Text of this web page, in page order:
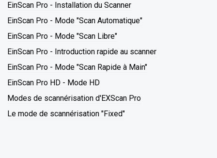
EinScan Pro - Installation du Scanner
EinScan Pro - Mode "Scan Automatique"
EinScan Pro - Mode "Scan Libre"
EinScan Pro - Introduction rapide au scanner
EinScan Pro - Mode "Scan Rapide à Main"
EinScan Pro HD - Mode HD
Modes de scannérisation d'EXScan Pro
Le mode de scannérisation "Fixed"